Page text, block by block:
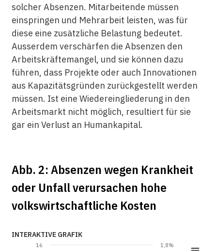
solcher Absenzen. Mitarbeitende müssen
einspringen und Mehrarbeit leisten, was für
diese eine zusätzliche Belastung bedeutet.
Ausserdem verschärfen die Absenzen den
Arbeitskräftemangel, und sie können dazu
führen, dass Projekte oder auch Innovationen
aus Kapazitätsgründen zurückgestellt werden
müssen. Ist eine Wiedereingliederung in den
Arbeitsmarkt nicht möglich, resultiert für sie
gar ein Verlust an Humankapital.
Abb. 2: Absenzen wegen Krankheit
oder Unfall verursachen hohe
volkswirtschaftliche Kosten
INTERAKTIVE GRAFIK
1,8%
16